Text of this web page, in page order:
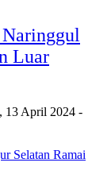
Luar
13 April 2024 -